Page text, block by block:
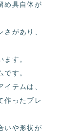
め具自体が
があり、
す。
す。
テムは、
作ったブレ
いや形状が